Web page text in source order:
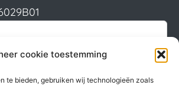
cookie toestemming
te bieden, gebruiken wij technologieën zoals